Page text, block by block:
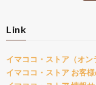
Link
イマココ・ストア（オン
イマココ・ストア お客